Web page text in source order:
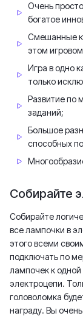
Очень
богатое
Смешанные
этом
Игра в одно
только
Развитие по
заданий;
Большое
способных
Собирайте
Собирайте
все лампочки в
этого всеми
подключать по
лампочек к
электроцепи.
головоломка
награду. Вы